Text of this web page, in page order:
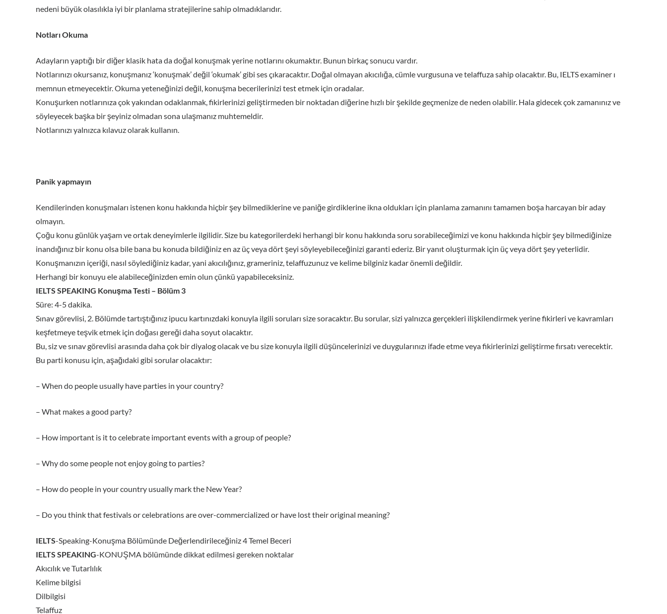
nedeni büyük olasılıkla iyi bir planlama stratejilerine sahip olmadıklarıdır.
Notları Okuma
Adayların yaptığı bir diğer klasik hata da doğal konuşmak yerine notlarını okumaktır. Bunun birkaç sonucu vardır.
Notlarınızı okursanız, konuşmanız ‘konuşmak’ değil ‘okumak’ gibi ses çıkaracaktır. Doğal olmayan akıcılığa, cümle vurgusuna ve telaffuza sahip olacaktır. Bu, IELTS examiner ı
memnun etmeyecektir. Okuma yeteneğinizi değil, konuşma becerilerinizi test etmek için oradalar.
Konuşurken notlarınıza çok yakından odaklanmak, fikirlerinizi geliştirmeden bir noktadan diğerine hızlı bir şekilde geçmenize de neden olabilir. Hala gidecek çok zamanınız ve
söyleyecek başka bir şeyiniz olmadan sona ulaşmanız muhtemeldir.
Notlarınızı yalnızca kılavuz olarak kullanın.
Panik yapmayın
Kendilerinden konuşmaları istenen konu hakkında hiçbir şey bilmediklerine ve paniğe girdiklerine ikna oldukları için planlama zamanını tamamen boşa harcayan bir aday
olmayın.
Çoğu konu günlük yaşam ve ortak deneyimlerle ilgilidir. Size bu kategorilerdeki herhangi bir konu hakkında soru sorabileceğimizi ve konu hakkında hiçbir şey bilmediğinize
inandığınız bir konu olsa bile bana bu konuda bildiğiniz en az üç veya dört şeyi söyleyebileceğinizi garanti ederiz. Bir yanıt oluşturmak için üç veya dört şey yeterlidir.
Konuşmanızın içeriği, nasıl söylediğiniz kadar, yani akıcılığınız, grameriniz, telaffuzunuz ve kelime bilginiz kadar önemli değildir.
Herhangi bir konuyu ele alabileceğinizden emin olun çünkü yapabileceksiniz.
IELTS SPEAKING Konuşma Testi – Bölüm 3
Süre: 4-5 dakika.
Sınav görevlisi, 2. Bölümde tartıştığınız ipucu kartınızdaki konuyla ilgili soruları size soracaktır. Bu sorular, sizi yalnızca gerçekleri ilişkilendirmek yerine fikirleri ve kavramları
keşfetmeye teşvik etmek için doğası gereği daha soyut olacaktır.
Bu, siz ve sınav görevlisi arasında daha çok bir diyalog olacak ve bu size konuyla ilgili düşüncelerinizi ve duygularınızı ifade etme veya fikirlerinizi geliştirme fırsatı verecektir.
Bu parti konusu için, aşağıdaki gibi sorular olacaktır:
– When do people usually have parties in your country?
– What makes a good party?
– How important is it to celebrate important events with a group of people?
– Why do some people not enjoy going to parties?
– How do people in your country usually mark the New Year?
– Do you think that festivals or celebrations are over-commercialized or have lost their original meaning?
IELTS-Speaking-Konuşma Bölümünde Değerlendirileceğiniz 4 Temel Beceri
IELTS SPEAKING-KONUŞMA bölümünde dikkat edilmesi gereken noktalar
Akıcılık ve Tutarlılık
Kelime bilgisi
Dilbilgisi
Telaffuz